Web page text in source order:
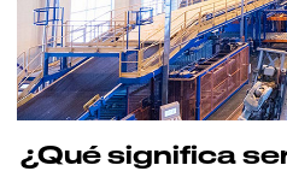
¿Qué significa